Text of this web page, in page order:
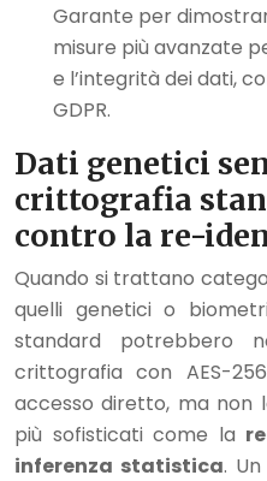
Garante per
misure più avanzate
e l’integrità dei dati,
GDPR.
Dati genetici
crittografia
contro la re-
Quando si trattano
quelli genetici o
standard potrebbero
crittografia con AES-
accesso diretto, ma
più sofisticati come la
inferenza statistica.